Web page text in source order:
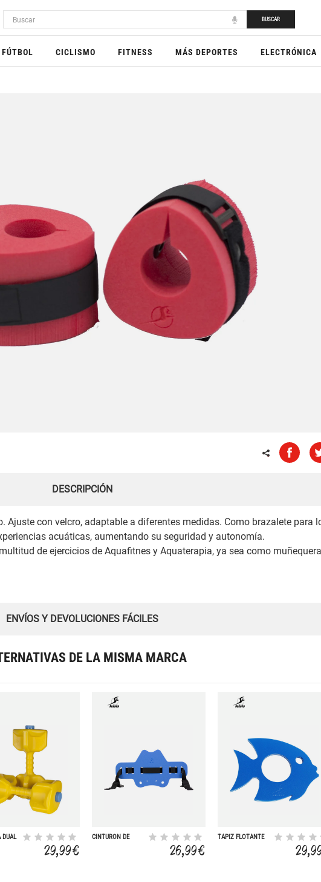
BUSCAR
FÚTBOL CICLISMO FITNESS MÁS DEPORTES ELECTRÓNICA
DESCRIPCIÓN
Ajuste con velcro, adaptable a diferentes medidas. Como brazalete para
acuáticas, aumentando su seguridad y autonomía.
de ejercicios de Aquafitnes y Aquaterapia, ya sea como
ENVÍOS Y DEVOLUCIONES FÁCILES
DE LA MISMA MARCA
DUAL
29,99 €
CINTURON DE
26,99 €
TAPIZ FLOTANTE